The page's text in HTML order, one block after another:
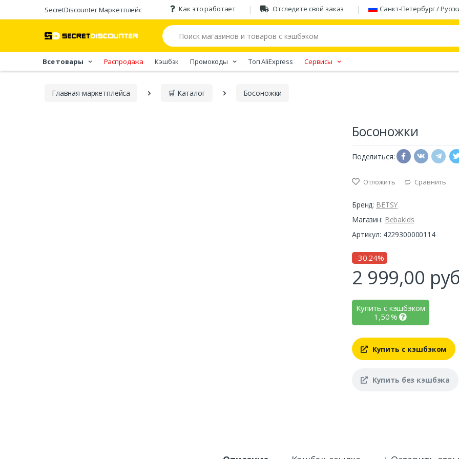
SecretDiscounter Маркетплейс Как это работает Отследите свой заказ Санкт-Петербург /
Все товары Распродажа Кэшбэк Промокоды Tоп AliExpress Сервисы
Главная марĸетплейса 🛒 Каталог Босоножки
Босоножки
Поделиться:
Отложить Сравнить
Бренд: BETSY
Магазин: Bebakids
Артикул: 4229300000114
-30.24%
2 999,00
Купить с кэшбэком
1,50%
Купить с кэшбэком
Купить без кэшбэка